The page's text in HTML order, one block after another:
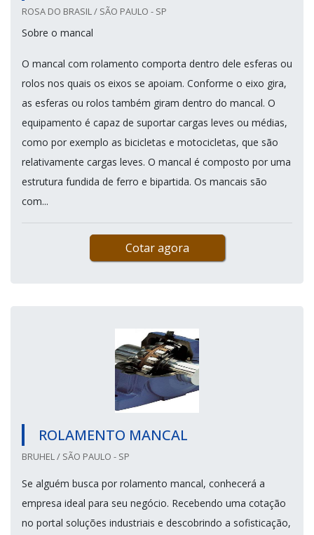
ROSA DO BRASIL / SÃO PAULO - SP
Sobre o mancal
O mancal com rolamento comporta dentro dele esferas ou
rolos nos quais os eixos se apoiam. Conforme o eixo gira,
as esferas ou rolos também giram dentro do mancal. O
equipamento é capaz de suportar cargas leves ou médias,
como por exemplo as bicicletas e motocicletas, que são
relativamente cargas leves. O mancal é composto por uma
estrutura fundida de ferro e bipartida. Os mancais são
com...
Cotar agora
ROLAMENTO MANCAL
BRUHEL / SÃO PAULO - SP
Se alguém busca por rolamento mancal, conhecerá a
empresa ideal para seu negócio. Recebendo uma cotação
no portal soluções industriais e descobrindo a sofisticação,